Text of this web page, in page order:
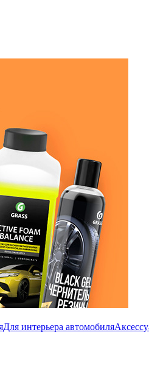
Для интерьера автомобиля